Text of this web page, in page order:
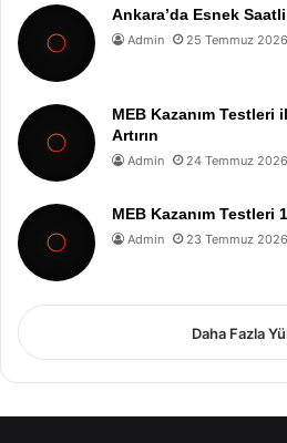
Ankara’da Esnek
Admin 25 Temmuz 2026
MEB Kazanım Testleri
Artırın
Admin 24 Temmuz 2026
MEB Kazanım Testleri
Admin 23 Temmuz 2026
Daha Fazla